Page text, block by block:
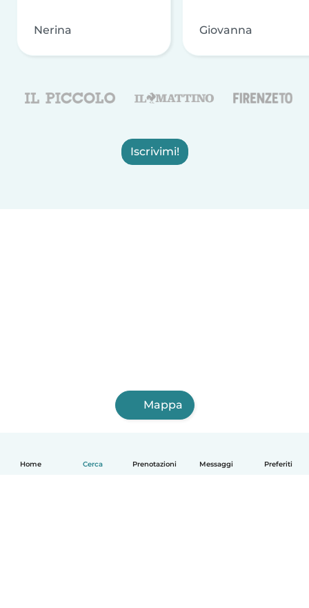
Home Cerca Prenotazioni Messaggi Preferiti
Nerina Giovanna
Iscrivimi!
Mappa